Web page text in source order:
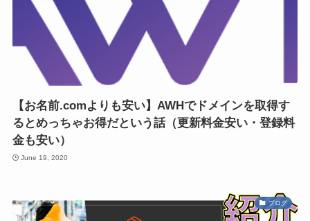
【お名前.comよりも安い】AWHでドメインを取得す
るとめっちゃお得だという話（更新料金安い・登録料
金も安い）
June 19, 2020
ブログ